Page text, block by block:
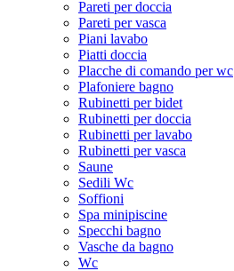
Pareti per doccia
Pareti per vasca
Piani lavabo
Piatti doccia
Placche di comando per wc
Plafoniere bagno
Rubinetti per bidet
Rubinetti per doccia
Rubinetti per lavabo
Rubinetti per vasca
Saune
Sedili Wc
Soffioni
Spa minipiscine
Specchi bagno
Vasche da bagno
Wc